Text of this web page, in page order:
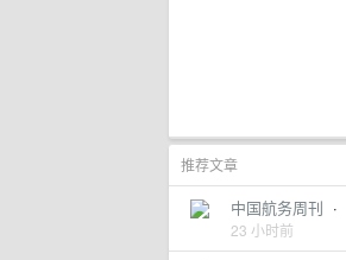
推荐文章
中国航务周刊 ·
23 小时前